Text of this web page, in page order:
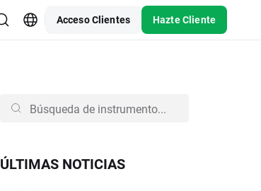
Acceso Clientes Hazte Cliente
ÚLTIMAS NOTICIAS